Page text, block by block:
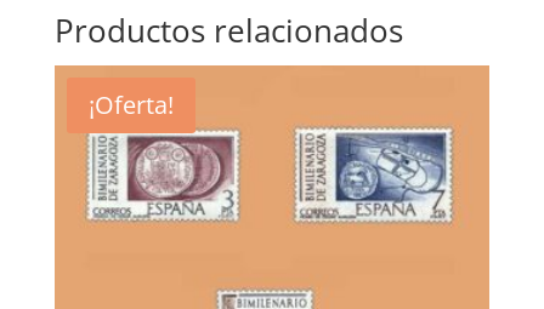
Productos relacionados
¡Oferta!